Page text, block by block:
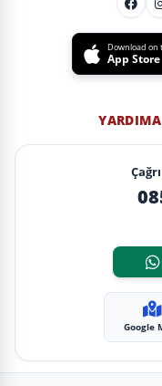
Download on
App Store
Google